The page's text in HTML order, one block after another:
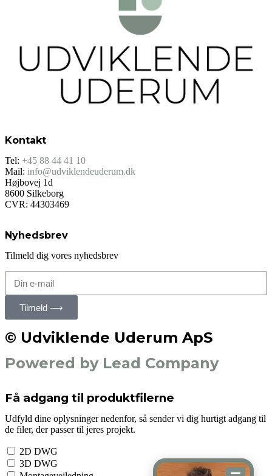
Kontakt
Tel: +45 88 44 41 10
Mail: info@udviklendeuderum.dk
Højbovej 1d
8600 Silkeborg
CVR: 44303469
Nyhedsbrev
Tilmeld dig vores nyhedsbrev
Tilmeld ⟶
© Udviklende Uderum ApS
Powered by Lead Company
Få adgang til produktfilerne
Udfyld dine oplysninger nedenfor, så sender vi dig hurtigt adgang til
de filer, der passer til jeres projekt.
2D DWG
3D DWG